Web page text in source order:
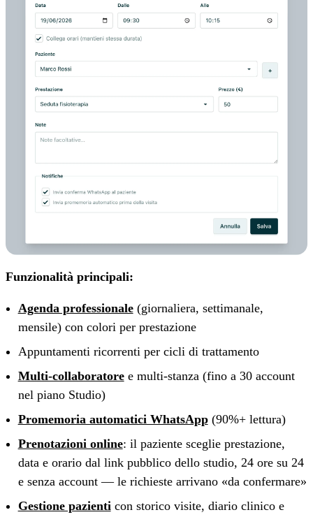
Funzionalità principali:
Agenda professionale(giornaliera, settimanale,
mensile) con colori per prestazione
Appuntamenti ricorrenti per cicli di trattamento
Multi-collaboratoree multi-stanza (fino a 30 account
nel piano Studio)
Promemoria automatici WhatsApp(90%+ lettura)
Prenotazioni online: il paziente sceglie prestazione,
data e orario dal link pubblico dello studio, 24 ore su 24
e senza account — le richieste arrivano «da confermare»
Gestione pazienticon storico visite, diario clinico e